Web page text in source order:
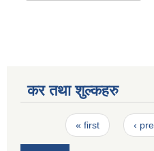
कर तथा शुल्कहरु
Pages« first ‹